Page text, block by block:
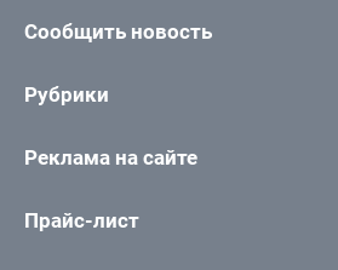
Сообщить новость
Рубрики
Реклама на сайте
Прайс-лист